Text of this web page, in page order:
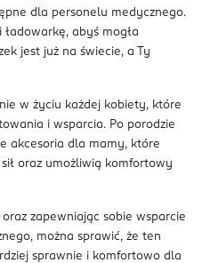
dla personelu medycznego.
abyś mogła
jest już na świecie, a Ty
w życiu każdej kobiety, które
i wsparcia. Po porodzie
akcesoria dla mamy, które
oraz umożliwią komfortowy
zapewniając sobie wsparcie
można sprawić, że ten
sprawnie i komfortowo dla